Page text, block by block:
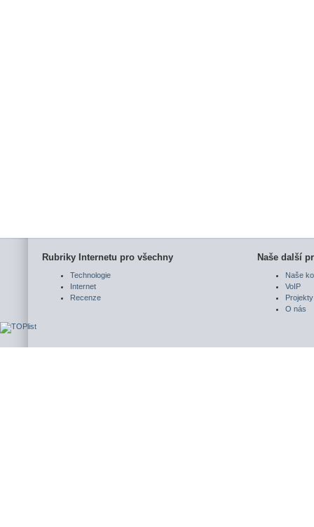
Rubriky Internetu pro všechny
Technologie
Internet
Recenze
Naše další
Naše
VoIP
Projekty
O nás